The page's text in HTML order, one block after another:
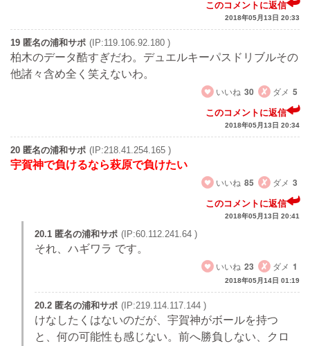
このコメントに返信
2018年05月13日 20:33
19 匿名の浦和サポ (IP:119.106.92.180 )
柏木のデータ酷すぎだわ。デュエルキーパスドリブルその
他諸々含め全く笑えないわ。
いいね 30 ダメ 5
このコメントに返信
2018年05月13日 20:34
20 匿名の浦和サポ (IP:218.41.254.165 )
宇賀神で負けるなら萩原で負けたい
いいね 85 ダメ 3
このコメントに返信
2018年05月13日 20:41
20.1 匿名の浦和サポ (IP:60.112.241.64 )
それ、ハギワラ です。
いいね 23 ダメ 1
2018年05月14日 01:19
20.2 匿名の浦和サポ (IP:219.114.117.144 )
けなしたくはないのだが、宇賀神がボールを持つ
と、何の可能性も感じない。前へ勝負しない、クロ